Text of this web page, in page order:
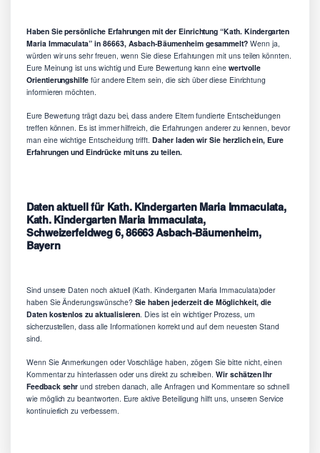
Haben Sie persönliche Erfahrungen mit der Einrichtung “Kath. Kindergarten
Maria Immaculata” in 86663, Asbach-Bäumenheim gesammelt? Wenn ja,
würden wir uns sehr freuen, wenn Sie diese Erfahrungen mit uns teilen könnten.
Eure Meinung ist uns wichtig und Eure Bewertung kann eine wertvolle
Orientierungshilfe für andere Eltern sein, die sich über diese Einrichtung
informieren möchten.
Eure Bewertung trägt dazu bei, dass andere Eltern fundierte Entscheidungen
treffen können. Es ist immer hilfreich, die Erfahrungen anderer zu kennen, bevor
man eine wichtige Entscheidung trifft. Daher laden wir Sie herzlich ein, Eure
Erfahrungen und Eindrücke mit uns zu teilen.
Daten aktuell für Kath. Kindergarten Maria Immaculata,
Kath. Kindergarten Maria Immaculata,
Schweizerfeldweg 6, 86663 Asbach-Bäumenheim,
Bayern
Sind unsere Daten noch aktuell (Kath. Kindergarten Maria Immaculata)oder
haben Sie Änderungswünsche? Sie haben jederzeit die Möglichkeit, die
Daten kostenlos zu aktualisieren. Dies ist ein wichtiger Prozess, um
sicherzustellen, dass alle Informationen korrekt und auf dem neuesten Stand
sind.
Wenn Sie Anmerkungen oder Vorschläge haben, zögern Sie bitte nicht, einen
Kommentar zu hinterlassen oder uns direkt zu schreiben.Wir schätzen Ihr
Feedback sehr und streben danach, alle Anfragen und Kommentare so schnell
wie möglich zu beantworten. Eure aktive Beteiligung hilft uns, unseren Service
kontinuierlich zu verbessern.